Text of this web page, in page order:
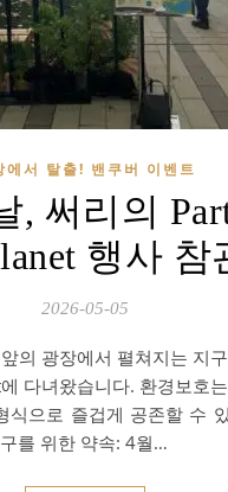
에서 탈출! 밴쿠버 이벤트
, 써리의
행사 참
2026-05-05
다녀왔습니다. 환경보호
식으로 즐겁게 공존할 수
를 위한 약속: 4월…